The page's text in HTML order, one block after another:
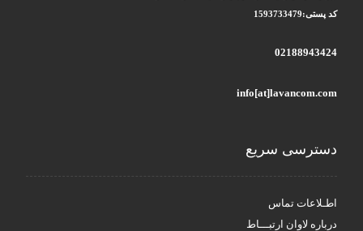
کد پستی:1593733479
02188943424
info[at]lavancom.com
دسترسی سریع
اطـلاعات تماس
درباره لاوان ارتبـــاط